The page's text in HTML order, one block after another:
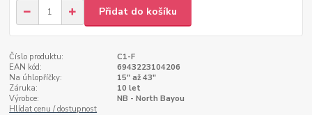
Přidat do košíku
Číslo produktu:
C1-F
EAN kód:
6943223104206
Na úhlopříčky:
15" až 43"
Záruka:
10 let
Výrobce:
NB - North Bayou
Hlídat cenu / dostupnost